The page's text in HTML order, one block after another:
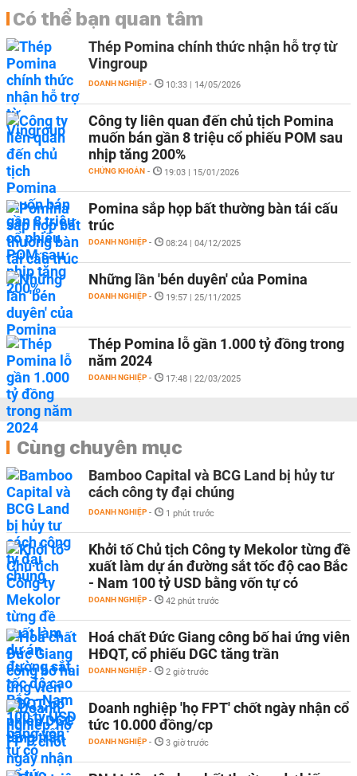
Có thể bạn quan tâm
Thép Pomina chính thức nhận hỗ trợ từ
Vingroup
DOANH NGHIỆP - 10:33 | 14/05/2026
Công ty liên quan đến chủ tịch Pomina
muốn bán gần 8 triệu cổ phiếu POM sau
nhịp tăng 200%
CHỨNG KHOÁN - 19:03 | 15/01/2026
Pomina sắp họp bất thường bàn tái cấu
trúc
DOANH NGHIỆP - 08:24 | 04/12/2025
Những lần 'bén duyên' của Pomina
DOANH NGHIỆP - 19:57 | 25/11/2025
Thép Pomina lỗ gần 1.000 tỷ đồng trong
năm 2024
DOANH NGHIỆP - 17:48 | 22/03/2025
Cùng chuyên mục
Bamboo Capital và BCG Land bị hủy tư
cách công ty đại chúng
DOANH NGHIỆP - 1 phút trước
Khởi tố Chủ tịch Công ty Mekolor từng đề
xuất làm dự án đường sắt tốc độ cao Bắc
- Nam 100 tỷ USD bằng vốn tự có
DOANH NGHIỆP - 42 phút trước
Hoá chất Đức Giang công bố hai ứng viên
HĐQT, cổ phiếu DGC tăng trần
DOANH NGHIỆP - 2 giờ trước
Doanh nghiệp 'họ FPT' chốt ngày nhận cổ
tức 10.000 đồng/cp
DOANH NGHIỆP - 3 giờ trước